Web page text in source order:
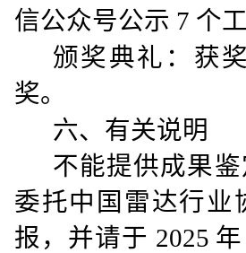
信公众号公示 7 个
颁奖典礼： 获
奖。
六、有关说明
不能提供成果
委托中国雷达行业
报，并请于 2025